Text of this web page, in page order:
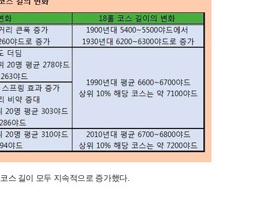
스 길이 모두 지속적으로 증가했다.